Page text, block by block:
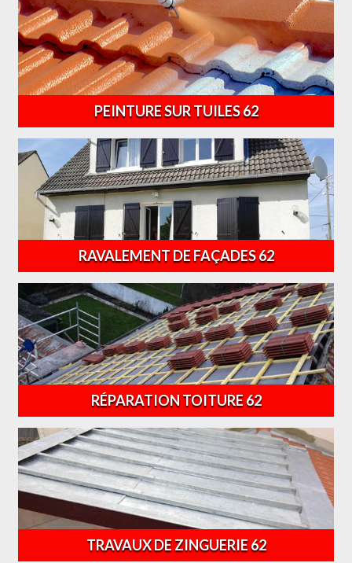
PEINTURE SUR TUILES 62
RAVALEMENT DE FAÇADES 62
RÉPARATION TOITURE 62
TRAVAUX DE ZINGUERIE 62